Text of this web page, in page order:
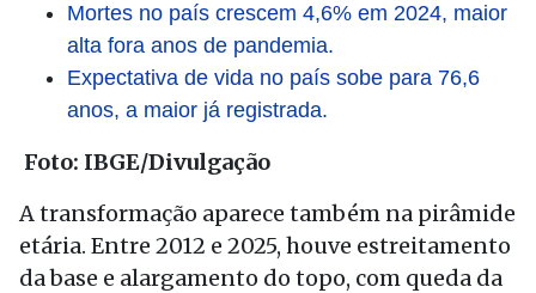
Mortes no país crescem 4,6% em 2024, maior
alta fora anos de pandemia.
Expectativa de vida no país sobe para 76,6
anos, a maior já registrada.
Foto: IBGE/Divulgação
A transformação aparece também na pirâmide
etária. Entre 2012 e 2025, houve estreitamento
da base e alargamento do topo, com queda da